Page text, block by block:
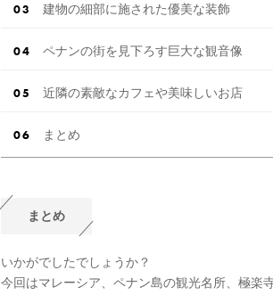
建物の細部に施された優美な装飾
ペナンの街を見下ろす巨大な観音像
近隣の素敵なカフェや美味しいお店
まとめ
まとめ
いかがでしたでしょうか？
今回はマレーシア、ペナン島の観光名所、極楽